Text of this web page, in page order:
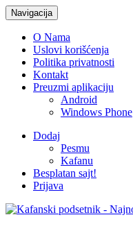
Navigacija
O Nama
Uslovi korišćenja
Politika privatnosti
Kontakt
Preuzmi aplikaciju
Android
Windows Phone
Dodaj
Pesmu
Kafanu
Besplatan sajt!
Prijava